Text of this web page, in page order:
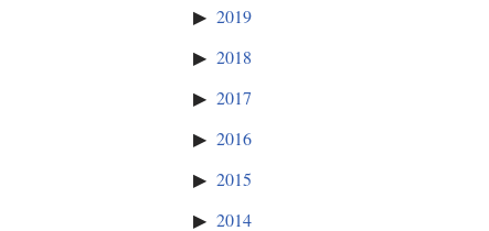
2019
2018
2017
2016
2015
2014